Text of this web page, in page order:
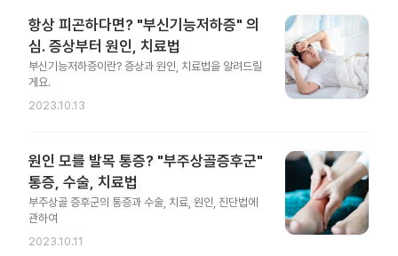
항상 피곤하다면? "부신기능저하증" 의
심. 증상부터 원인, 치료법
부신기능저하증이란? 증상과 원인, 치료법을 알려드릴
게요.
2023.10.13
원인 모를 발목 통증? "부주상골증후군"
통증, 수술, 치료법
부주상골 증후군의 통증과 수술, 치료, 원인, 진단법에
관하여
2023.10.11